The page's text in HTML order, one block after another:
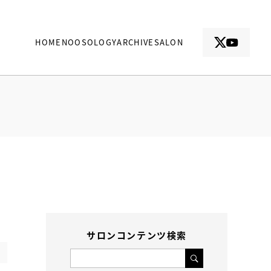
HOME NOOSOLOGYARCHIVESALON
サロンコンテンツ検索